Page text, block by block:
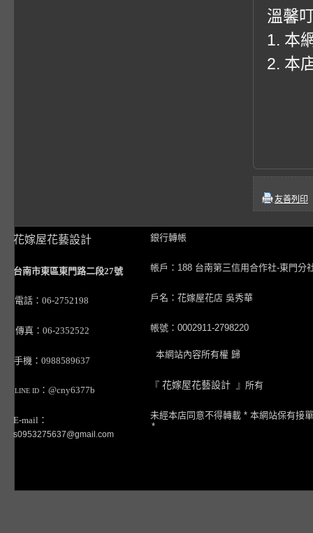
溫馨
1. 本
2. 本
友善列印
花嫁屋花藝設計
台南市東區東門路二段27號
電話：06-2752198
傳真：06-2352522
手機：0988589637
LINE ID ：@cny6377b
E-mail：
s0953275637@gmail.com
銀行轉帳
帳戶：188 台南第三信用合作社-東門分
戶名：花嫁屋花店 吳秀華
帳號：0002911-2798220
本網站內容所有權 歸
『 花嫁屋花藝設計 』所有
未經本店同意不得轉載 * 本網站保有接
*